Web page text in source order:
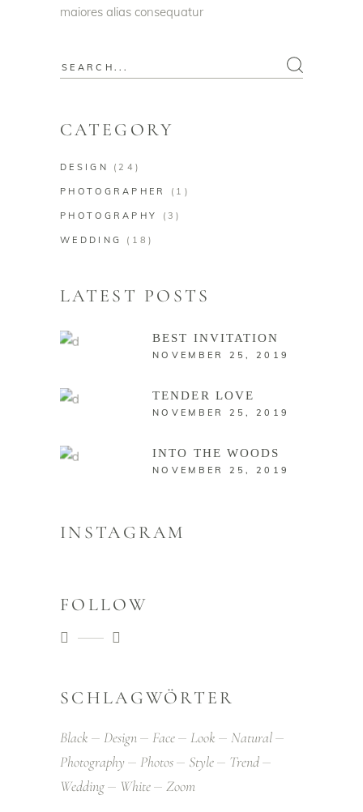
maiores alias consequatur
CATEGORY
DESIGN (24)
PHOTOGRAPHER (1)
PHOTOGRAPHY (3)
WEDDING (18)
LATEST POSTS
BEST INVITATION
NOVEMBER 25, 2019
TENDER LOVE
NOVEMBER 25, 2019
INTO THE WOODS
NOVEMBER 25, 2019
INSTAGRAM
FOLLOW
SCHLAGWÖRTER
Black Design Face Look
Natural
Photography
Photos Style
Trend
Wedding
White Zoom